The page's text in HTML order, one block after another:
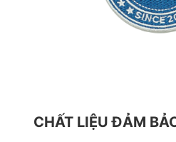
CHẤT LIỆU ĐẢM